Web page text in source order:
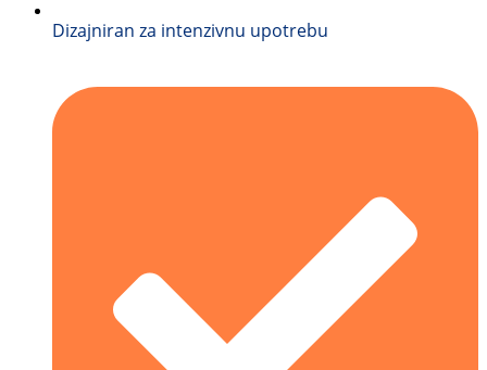
Dizajniran za intenzivnu upotrebu